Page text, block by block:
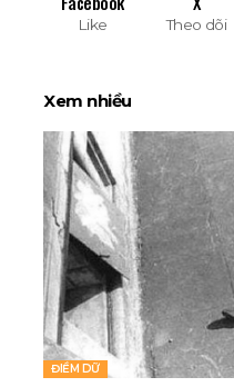
Like Theo dõi
Xem nhiều
ĐIỀM DỮ